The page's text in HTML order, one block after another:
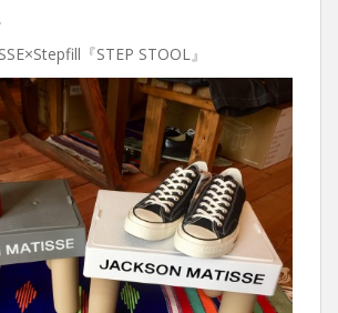
『STEP STOOL』